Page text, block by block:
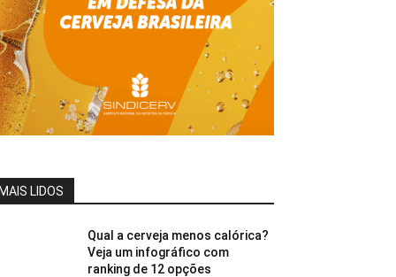
LIDOS
Qual a cerveja menos calórica?
Veja um infográfico com
ranking de 12 opções